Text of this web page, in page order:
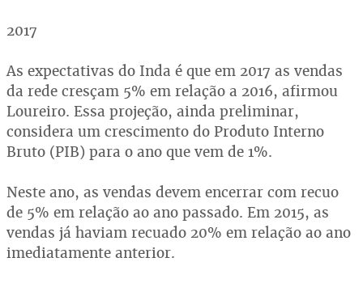
2017
As expectativas do Inda é que em 2017 as vendas
da rede cresçam 5% em relação a 2016, afirmou
Loureiro. Essa projeção, ainda preliminar,
considera um crescimento do Produto Interno
Bruto (PIB) para o ano que vem de 1%.
Neste ano, as vendas devem encerrar com recuo
de 5% em relação ao ano passado. Em 2015, as
vendas já haviam recuado 20% em relação ao ano
imediatamente anterior.